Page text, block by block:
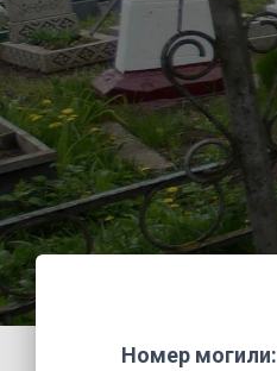
Номер могили: